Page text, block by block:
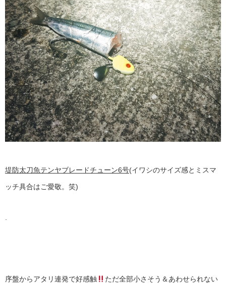
堤防太刀魚テンヤブレードチューン6号(イワシのサイズ感とミスマ
ッチ具合はご愛敬。笑)
.
序盤からアタリ連発で好感触 ただ全部小さそう＆あわせられない